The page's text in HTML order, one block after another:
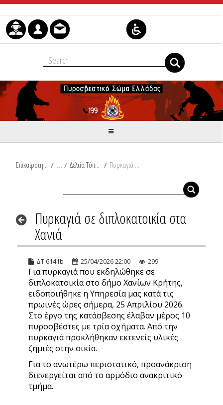
Skip to Content
Επικαιρότητα / Δελτία Τύπου / Πυρκαγιά σε διπλοκατοικία στα Χανιά
Πυρκαγιά σε διπλοκατοικία στα
Χανιά
ΔΤ 6141b 25/04/2026 22:00 299
Για πυρκαγιά που εκδηλώθηκε σε
διπλοκατοικία στο δήμο Χανίων Κρήτης,
ειδοποιήθηκε η Υπηρεσία μας κατά τις
πρωινές ώρες σήμερα, 25 Απριλίου 2026.
Στο έργο της κατάσβεσης έλαβαν μέρος 10
πυροσβέστες με τρία οχήματα. Από την
πυρκαγιά προκλήθηκαν εκτενείς υλικές
ζημιές στην οικία.
Για το ανωτέρω περιστατικό, προανάκριση
διενεργείται από το αρμόδιο ανακριτικό
τμήμα.